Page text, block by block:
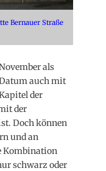
Bernauer Straße
als
auch mit
der
der
Doch können
und an
Kombination
schwarz oder